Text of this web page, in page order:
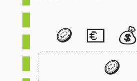
🪙 💶 💰
🪙